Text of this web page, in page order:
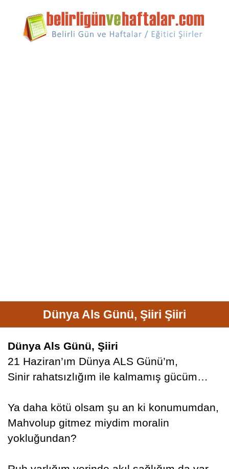
Dünya Als Günü, Şiiri Şiiri
Dünya Als Günü, Şiiri
21 Haziran’ım Dünya ALS Günü’m,
Sinir rahatsızlığım ile kalmamış gücüm…
Ya daha kötü olsam şu an ki konumumdan,
Mahvolup gitmez miydim moralin
yokluğundan?